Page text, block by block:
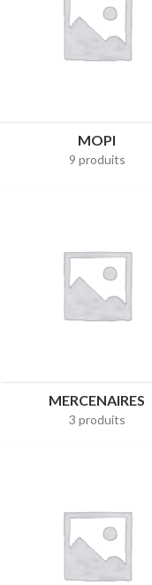
MOPI
9 produits
MERCENAIRES
3 produits